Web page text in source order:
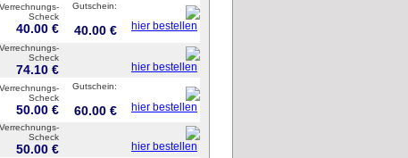
Verrechnungs-
Scheck
40.00 €
Gutschein:
40.00 € hier bestellen
Verrechnungs-
Scheck
74.10 € hier bestellen
Verrechnungs-
Scheck
50.00 €
Gutschein:
60.00 € hier bestellen
Verrechnungs-
Scheck
50.00 € hier bestellen